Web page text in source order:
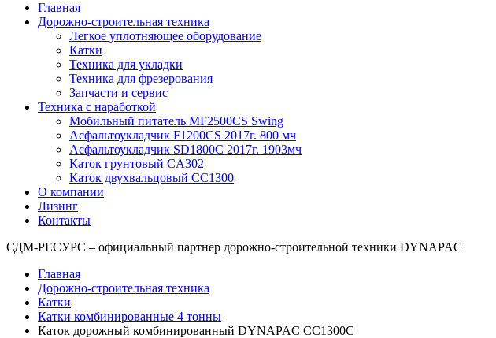
Главная
Дорожно-строительная техника
Легкое уплотняющее оборудование
Катки
Техника для укладки
Техника для фрезерования
Запчасти и сервис
Техника с наработкой
Мобильный питатель MF2500CS Swing
Асфальтоукладчик F1200CS 2017г. 800 мч
Асфальтоукладчик SD1800C 2017г. 1903мч
Каток грунтовый CA302
Каток двухвальцовый CC1300
О компании
Лизинг
Контакты
СДМ-РЕСУРС – официальный партнер дорожно-строительной техники DYNAPAC
Главная
Дорожно-строительная техника
Катки
Катки комбинированные 4 тонны
Каток дорожный комбинированный DYNAPAC CC1300C